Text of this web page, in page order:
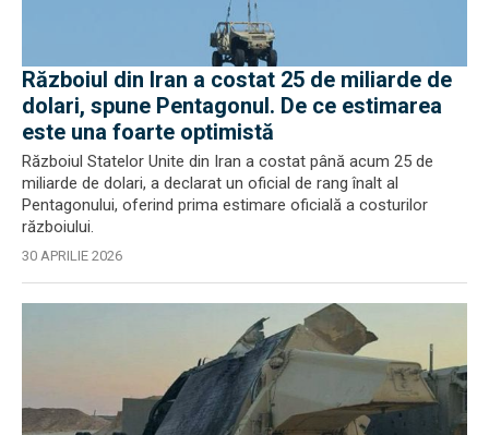
Războiul din Iran a costat 25 de miliarde de
dolari, spune Pentagonul. De ce estimarea
este una foarte optimistă
Războiul Statelor Unite din Iran a costat până acum 25 de
miliarde de dolari, a declarat un oficial de rang înalt al
Pentagonului, oferind prima estimare oficială a costurilor
războiului.
30 APRILIE 2026